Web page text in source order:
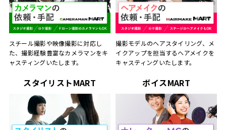
スチール撮影や映像撮影に対応し
た、撮影経験豊富なカメラマンをキ
ャスティングいたします。
撮影モデルのヘアスタイリング、メ
イクアップを担当するヘアメイクを
キャスティングいたします。
スタイリストMART ボイスMART